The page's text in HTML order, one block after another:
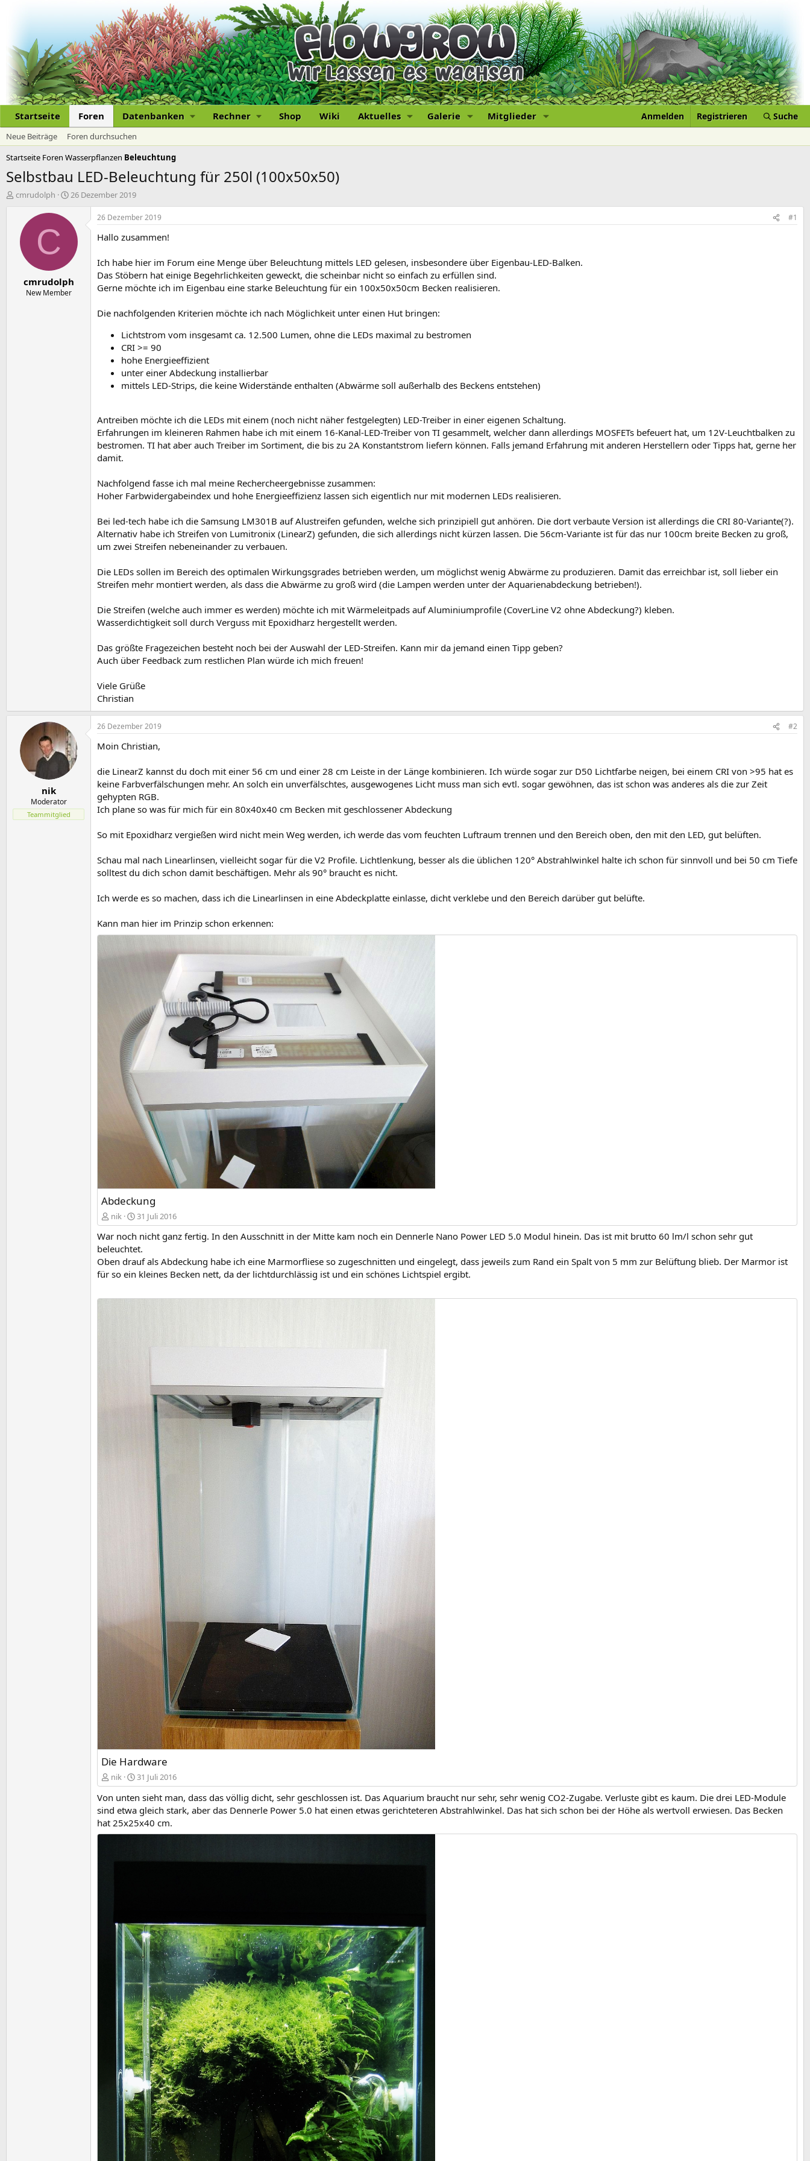
Startseite Foren Datenbanken Rechner Shop Wiki Aktuelles Galerie Mitglieder Anmelden Registrieren Suche
Neue Beiträge
Foren durchsuchen
Startseite Foren Wasserpflanzen Beleuchtung
Selbstbau LED-Beleuchtung für 250l (100x50x50)
E
cmrudolph
E
t
l
a
m
26 Dezember 2019
C
cmrudolph
New Member
26 Dezember 2019 #1
Hallo zusammen!
Ich habe hier im Forum eine Menge über Beleuchtung mittels LED gelesen, insbesondere über Eigenbau-LED-Balken.
Das Stöbern hat einige Begehrlichkeiten geweckt, die scheinbar nicht so einfach zu erfüllen sind.
Gerne möchte ich im Eigenbau eine starke Beleuchtung für ein 100x50x50cm Becken realisieren.
Die nachfolgenden Kriterien möchte ich nach Möglichkeit unter einen Hut bringen:
Lichtstrom vom insgesamt ca. 12.500 Lumen, ohne die LEDs maximal zu bestromen
CRI >= 90
hohe Energieeffizient
unter einer Abdeckung installierbar
mittels LED-Strips, die keine Widerstände enthalten (Abwärme soll außerhalb des Beckens entstehen)
Antreiben möchte ich die LEDs mit einem (noch nicht näher festgelegten) LED-Treiber in einer eigenen Schaltung.
Erfahrungen im kleineren Rahmen habe ich mit einem 16-Kanal-LED-Treiber von TI gesammelt, welcher dann allerdings MOSFETs befeuert hat, um 12V-Leuchtbalken zu
bestromen. TI hat aber auch Treiber im Sortiment, die bis zu 2A Konstantstrom liefern können. Falls jemand Erfahrung mit anderen Herstellern oder Tipps hat, gerne her
damit.
Nachfolgend fasse ich mal meine Rechercheergebnisse zusammen:
Hoher Farbwidergabeindex und hohe Energieeffizienz lassen sich eigentlich nur mit modernen LEDs realisieren.
Bei led-tech habe ich die Samsung LM301B auf Alustreifen gefunden, welche sich prinzipiell gut anhören. Die dort verbaute Version ist allerdings die CRI 80-Variante(?).
Alternativ habe ich Streifen von Lumitronix (LinearZ) gefunden, die sich allerdings nicht kürzen lassen. Die 56cm-Variante ist für das nur 100cm breite Becken zu groß,
um zwei Streifen nebeneinander zu verbauen.
Die LEDs sollen im Bereich des optimalen Wirkungsgrades betrieben werden, um möglichst wenig Abwärme zu produzieren. Damit das erreichbar ist, soll lieber ein
Streifen mehr montiert werden, als dass die Abwärme zu groß wird (die Lampen werden unter der Aquarienabdeckung betrieben!).
Die Streifen (welche auch immer es werden) möchte ich mit Wärmeleitpads auf Aluminiumprofile (CoverLine V2 ohne Abdeckung?) kleben.
Wasserdichtigkeit soll durch Verguss mit Epoxidharz hergestellt werden.
Das größte Fragezeichen besteht noch bei der Auswahl der LED-Streifen. Kann mir da jemand einen Tipp geben?
Auch über Feedback zum restlichen Plan würde ich mich freuen!
Viele Grüße
Christian
nik
Moderator
Teammitglied
26 Dezember 2019 #2
Moin Christian,
die LinearZ kannst du doch mit einer 56 cm und einer 28 cm Leiste in der Länge kombinieren. Ich würde sogar zur D50 Lichtfarbe neigen, bei einem CRI von >95 hat es
keine Farbverfälschungen mehr. An solch ein unverfälschtes, ausgewogenes Licht muss man sich evtl. sogar gewöhnen, das ist schon was anderes als die zur Zeit
gehypten RGB.
Ich plane so was für mich für ein 80x40x40 cm Becken mit geschlossener Abdeckung
So mit Epoxidharz vergießen wird nicht mein Weg werden, ich werde das vom feuchten Luftraum trennen und den Bereich oben, den mit den LED, gut belüften.
Schau mal nach Linearlinsen, vielleicht sogar für die V2 Profile. Lichtlenkung, besser als die üblichen 120° Abstrahlwinkel halte ich schon für sinnvoll und bei 50 cm Tiefe
solltest du dich schon damit beschäftigen. Mehr als 90° braucht es nicht.
Ich werde es so machen, dass ich die Linearlinsen in eine Abdeckplatte einlasse, dicht verklebe und den Bereich darüber gut belüfte.
Kann man hier im Prinzip schon erkennen:
Abdeckung
nik 31 Juli 2016
War noch nicht ganz fertig. In den Ausschnitt in der Mitte kam noch ein Dennerle Nano Power LED 5.0 Modul hinein. Das ist mit brutto 60 lm/l schon sehr gut
beleuchtet.
Oben drauf als Abdeckung habe ich eine Marmorfliese so zugeschnitten und eingelegt, dass jeweils zum Rand ein Spalt von 5 mm zur Belüftung blieb. Der Marmor ist
für so ein kleines Becken nett, da der lichtdurchlässig ist und ein schönes Lichtspiel ergibt.
Die Hardware
nik 31 Juli 2016
Von unten sieht man, dass das völlig dicht, sehr geschlossen ist. Das Aquarium braucht nur sehr, sehr wenig CO2-Zugabe. Verluste gibt es kaum. Die drei LED-Module
sind etwa gleich stark, aber das Dennerle Power 5.0 hat einen etwas gerichteteren Abstrahlwinkel. Das hat sich schon bei der Höhe als wertvoll erwiesen. Das Becken
hat 25x25x40 cm.